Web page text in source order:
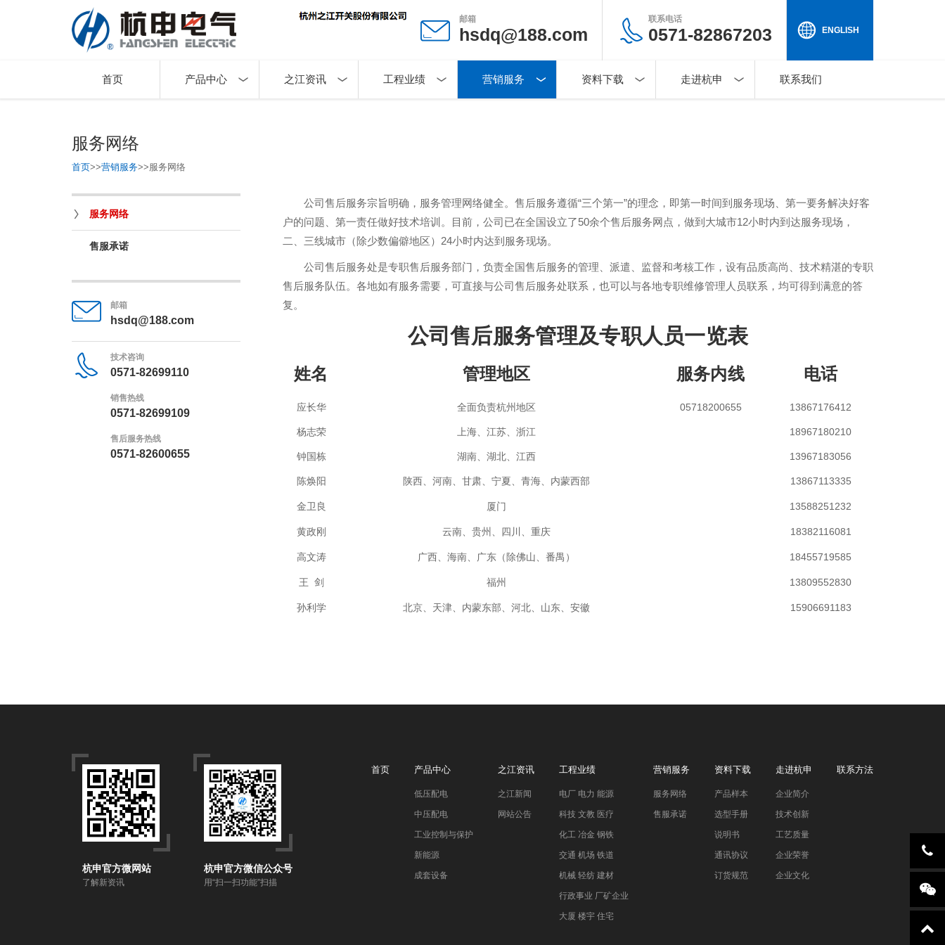
邮箱
hsdq@188.com
联系电话
0571-82867203 ENGLISH
首页 产品中心 之江资讯 工程业绩 营销服务 资料下载 走进杭申 联系我们
服务网络
首页>>营销服务>>服务网络
服务网络
售服承诺
邮箱
hsdq@188.com
技术咨询
0571-82699110
销售热线
0571-82699109
售后服务热线
0571-82600655
公司售后服务宗旨明确，服务管理网络健全。售后服务遵循“三个第一”的理念，即第一时间到服务现场、第一要务解决好客
户的问题、第一责任做好技术培训。目前，公司已在全国设立了50余个售后服务网点，做到大城市12小时内到达服务现场，
二、三线城市（除少数偏僻地区）24小时内达到服务现场。
公司售后服务处是专职售后服务部门，负责全国售后服务的管理、派遣、监督和考核工作，设有品质高尚、技术精湛的专职
售后服务队伍。各地如有服务需要，可直接与公司售后服务处联系，也可以与各地专职维修管理人员联系，均可得到满意的答
复。
公司售后服务管理及专职人员一览表
姓名 管理地区 服务内线 电话
应长华 全面负责杭州地区 05718200655 13867176412
杨志荣 上海、江苏、浙江 18967180210
钟国栋 湖南、湖北、江西 13967183056
陈焕阳 陕西、河南、甘肃、宁夏、青海、内蒙西部 13867113335
金卫良 厦门 13588251232
黄政刚 云南、贵州、四川、重庆 18382116081
高文涛 广西、海南、广东（除佛山、番禺） 18455719585
王 剑 福州 13809552830
孙利学 北京、天津、内蒙东部、河北、山东、安徽 15906691183
杭申官方微网站
了解新资讯
杭申官方微信公众号
用“扫一扫功能”扫描
首页 产品中心
低压配电
中压配电
工业控制与保护
新能源
成套设备
之江资讯
之江新闻
网站公告
工程业绩
电厂 电力 能源
科技 文教 医疗
化工 冶金 钢铁
交通 机场 铁道
机械 轻纺 建材
行政事业 厂矿企业
大厦 楼宇 住宅
营销服务
服务网络
售服承诺
资料下载
产品样本
选型手册
说明书
通讯协议
订货规范
走进杭申
企业简介
技术创新
工艺质量
企业荣誉
企业文化
联系方法